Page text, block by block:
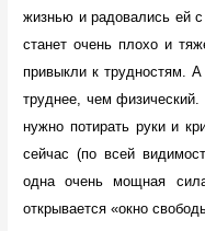
жизнью и радовались ей
станет очень плохо и
привыкли к трудностям. А
труднее, чем
нужно потирать руки и
сейчас (по всей
одна очень мощная
открывается «окно